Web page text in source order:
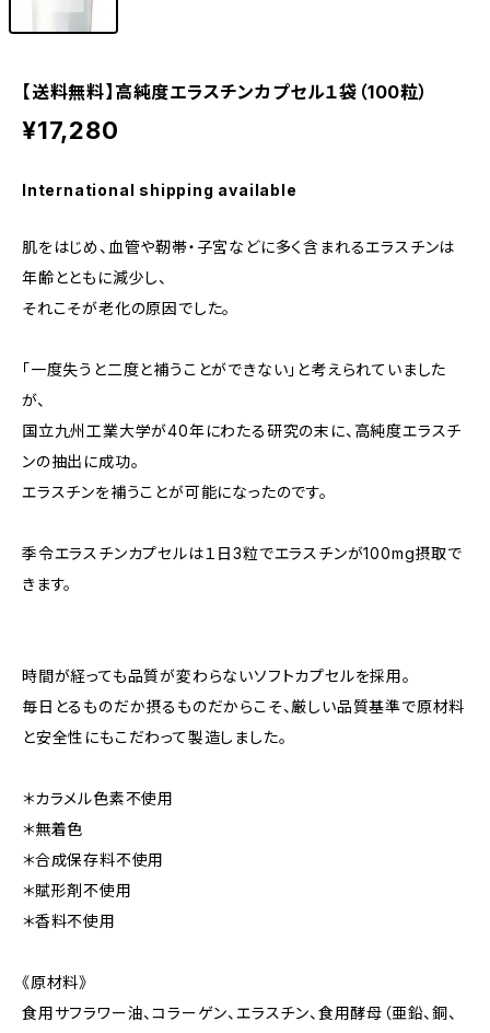
【送料無料】高純度エラスチンカプセル１袋（100粒）
¥17,280
International shipping available
肌をはじめ、血管や靭帯・子宮などに多く含まれるエラスチンは
年齢とともに減少し、
それこそが老化の原因でした。
「一度失うと二度と補うことができない」と考えられていました
が、
国立九州工業大学が40年にわたる研究の末に、高純度エラスチ
ンの抽出に成功。
エラスチンを補うことが可能になったのです。
季令エラスチンカプセルは１日3粒でエラスチンが100mg摂取で
きます。
時間が経っても品質が変わらないソフトカプセルを採用。
毎日とるものだか摂るものだからこそ、厳しい品質基準で原材料
と安全性にもこだわって製造しました。
＊カラメル色素不使用
＊無着色
＊合成保存料不使用
＊賦形剤不使用
＊香料不使用
《原材料》
食用サフラワー油、コラーゲン、エラスチン、食用酵母（亜鉛、銅、